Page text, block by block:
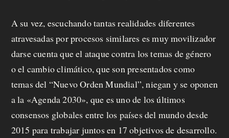
p
u
e
s
t
a
A su vez, escuchando tantas realidades diferentes
atravesadas por procesos similares es muy movilizador
darse cuenta que el ataque contra los temas de género
o el cambio climático, que son presentados como
temas del “Nuevo Orden Mundial”, niegan y se oponen
a la «Agenda 2030», que es uno de los últimos
consensos globales entre los países del mundo desde
2015 para trabajar juntos en 17 objetivos de desarrollo.